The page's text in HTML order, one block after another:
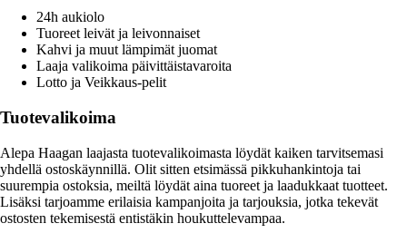
24h aukiolo
Tuoreet leivät ja leivonnaiset
Kahvi ja muut lämpimät juomat
Laaja valikoima päivittäistavaroita
Lotto ja Veikkaus-pelit
Tuotevalikoima
Alepa Haagan laajasta tuotevalikoimasta löydät kaiken tarvitsemasi
yhdellä ostoskäynnillä. Olit sitten etsimässä pikkuhankintoja tai
suurempia ostoksia, meiltä löydät aina tuoreet ja laadukkaat tuotteet.
Lisäksi tarjoamme erilaisia kampanjoita ja tarjouksia, jotka tekevät
ostosten tekemisestä entistäkin houkuttelevampaa.